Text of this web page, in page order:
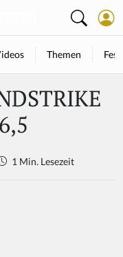
Themen
1 Min. Lesezeit